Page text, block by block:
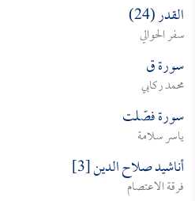
القدر (24)
سفر الحوالي
سورة ق
محمد ركابي
سورة فصّلت
ياسر سلامة
أناشيد صلاح الدين [3]
فرقة الاعتصام